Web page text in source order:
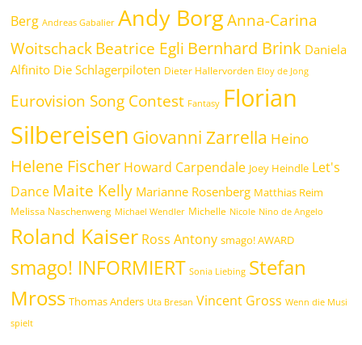
Berg Andreas Gabalier Andy Borg Anna-Carina
WoitschackBeatrice Egli Bernhard Brink Daniela
Alfinito Die Schlagerpiloten Dieter Hallervorden Eloy de Jong
Eurovision Song Contest Fantasy Florian
Silbereisen Giovanni Zarrella Heino
Helene Fischer Howard Carpendale Joey Heindle Let's
Dance Maite Kelly Marianne Rosenberg Matthias Reim
Melissa Naschenweng Michael Wendler Michelle Nicole Nino de Angelo
Roland Kaiser Ross Antony smago! AWARD
smago! INFORMIERT Sonia Liebing Stefan
Mross Thomas Anders Uta Bresan Vincent Gross Wenn die Musi
spielt